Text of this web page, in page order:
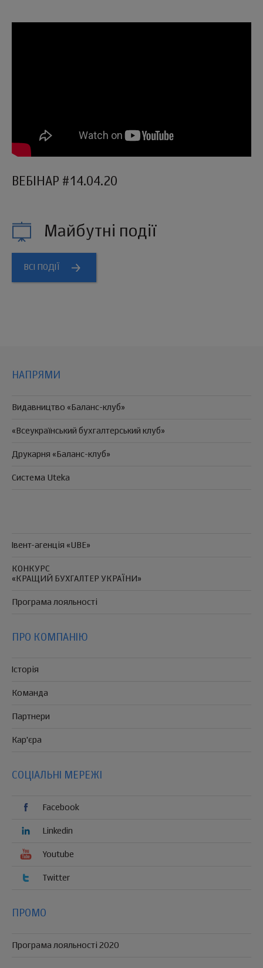
ВЕБІНАР #14.04.20
Майбутні події
ВСІ ПОДІЇ
НАПРЯМИ
Видавництво «Баланс-клуб»
«Всеукраїнський бухгалтерський клуб»
Друкарня «Баланс-клуб»
Система Uteka
Івент-агенція «UBE»
КОНКУРС
«КРАЩИЙ БУХГАЛТЕР УКРАЇНИ»
Програма лояльності
ПРО КОМПАНІЮ
Історія
Команда
Партнери
Кар'єра
СОЦІАЛЬНІ МЕРЕЖІ
Facebook
Linkedin
Youtube
Twitter
ПРОМО
Програма лояльності 2020